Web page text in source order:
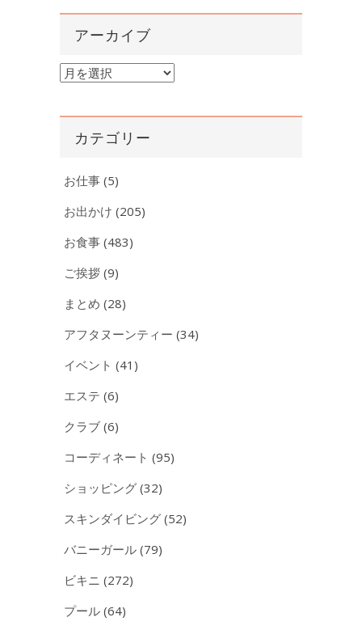
アーカイブ
ア
カ
カテゴリー
お仕事 (5)
お出かけ (205)
お食事 (483)
ご挨拶 (9)
まとめ (28)
アフタヌーンティー (34)
イベント (41)
エステ (6)
クラブ (6)
コーディネート (95)
ショッピング (32)
スキンダイビング (52)
バニーガール (79)
ビキニ (272)
プール (64)